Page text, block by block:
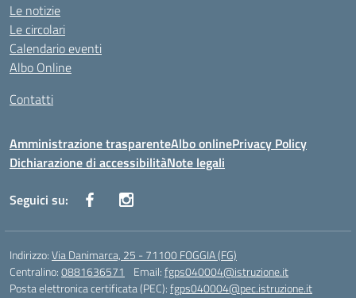
Le notizie
Le circolari
Calendario eventi
Albo Online
Contatti
Amministrazione trasparenteAlbo onlinePrivacy Policy
Dichiarazione di accessibilitàNote legali
Seguici su:
Indirizzo:Via Danimarca, 25 - 71100 FOGGIA (FG)
Centralino:0881636571 Email:fgps040004@istruzione.it
Posta elettronica certificata (PEC):fgps040004@pec.istruzione.it